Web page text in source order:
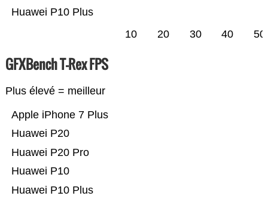
Huawei P10 Plus
10 20 30 40 50
GFXBench T-Rex FPS
Plus élevé = meilleur
Huawei P10 Plus
Huawei P10
Huawei P20 Pro
Huawei P20
Apple iPhone 7 Plus